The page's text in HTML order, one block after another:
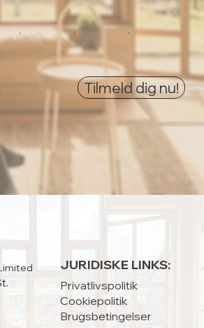
0
0
0
Tilmeld dig nu!
JURIDISKE LINKS:
Privatlivspolitik
Cookiepolitik
Brugsbetingelser